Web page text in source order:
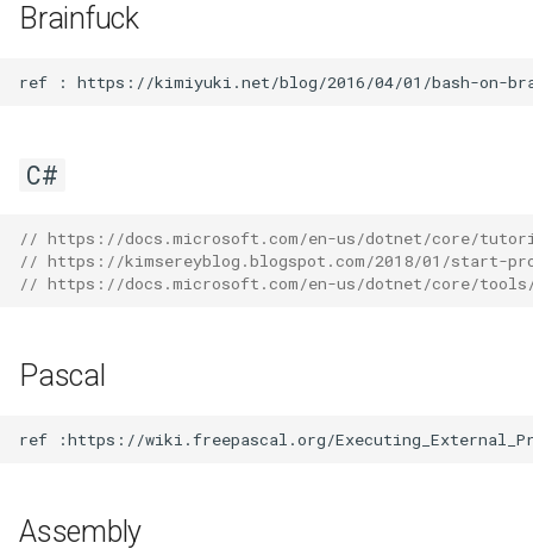
Brainfuck
C#
// https://docs.microsoft.com/en-us/dotnet/core/
// https://kimsereyblog.blogspot.com/2018/01/start-
// https://docs.microsoft.com/en-us/dotnet/core/tools/
Pascal
Assembly